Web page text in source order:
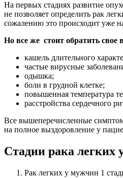
На первых стадиях развитие
не позволяет определить рак
сожалению это происходит уже
Но все же стоит обратить
кашель длительного
частые вирусные
одышка;
боли в грудной клетке;
повышенная температура
расстройства сердечного
Все вышеперечисленные
на полное выздоровление у
Стадии рака легких
Рак легких у мужчин 1